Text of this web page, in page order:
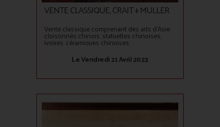
VENTE CLASSIQUE, CRAIT + MULLER
Vente classique comprenant des arts d'Asie:
cloisonnés chinois, statuettes chinoises,
ivoires, céramiques chinoises.
Le Vendredi 21 Avril 2023